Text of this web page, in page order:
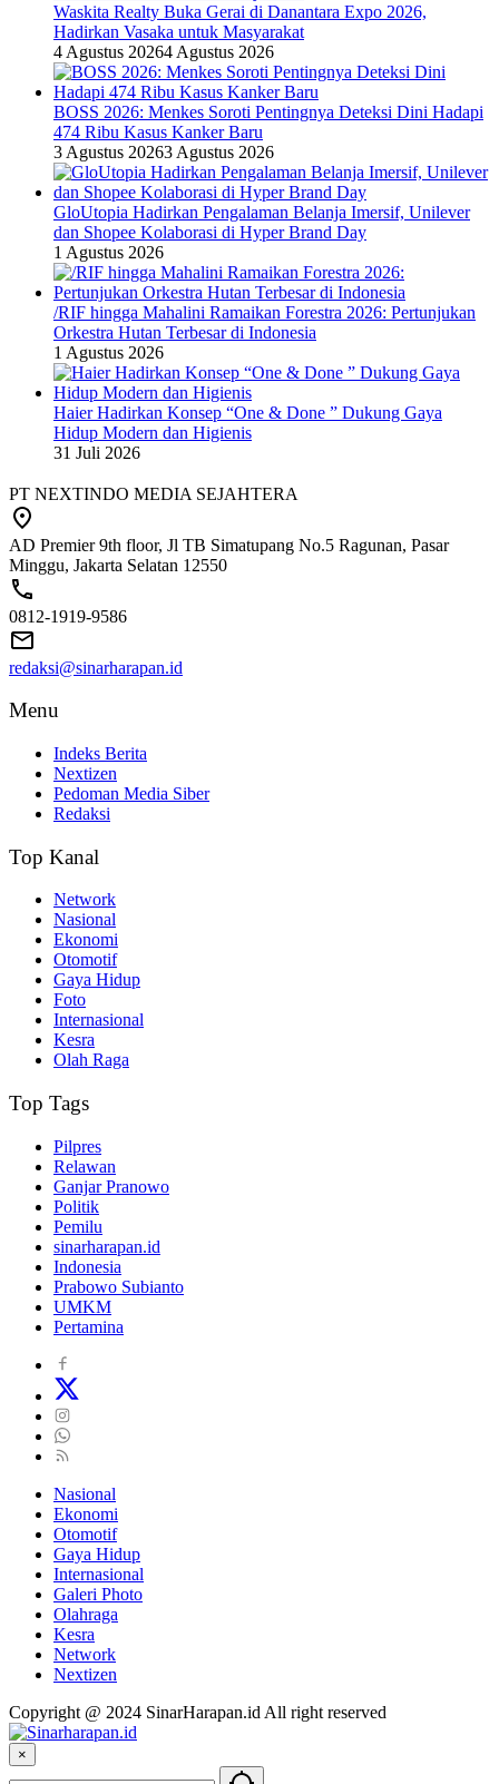
Waskita Realty Buka Gerai di Danantara Expo 2026,
Hadirkan Vasaka untuk Masyarakat
4 Agustus 20264 Agustus 2026
BOSS 2026: Menkes Soroti Pentingnya Deteksi Dini Hadapi
474 Ribu Kasus Kanker Baru
3 Agustus 20263 Agustus 2026
GloUtopia Hadirkan Pengalaman Belanja Imersif, Unilever
dan Shopee Kolaborasi di Hyper Brand Day
1 Agustus 2026
/RIF hingga Mahalini Ramaikan Forestra 2026: Pertunjukan
Orkestra Hutan Terbesar di Indonesia
1 Agustus 2026
Haier Hadirkan Konsep “One & Done ” Dukung Gaya
Hidup Modern dan Higienis
31 Juli 2026
PT NEXTINDO MEDIA SEJAHTERA
AD Premier 9th floor, Jl TB Simatupang No.5 Ragunan, Pasar
Minggu, Jakarta Selatan 12550
0812-1919-9586
redaksi@sinarharapan.id
Menu
Indeks Berita
Nextizen
Pedoman Media Siber
Redaksi
Top Kanal
Network
Nasional
Ekonomi
Otomotif
Gaya Hidup
Foto
Internasional
Kesra
Olah Raga
Top Tags
Pilpres
Relawan
Ganjar Pranowo
Politik
Pemilu
sinarharapan.id
Indonesia
Prabowo Subianto
UMKM
Pertamina
Nasional
Ekonomi
Otomotif
Gaya Hidup
Internasional
Galeri Photo
Olahraga
Kesra
Network
Nextizen
Copyright @ 2024 SinarHarapan.id All right reserved
×